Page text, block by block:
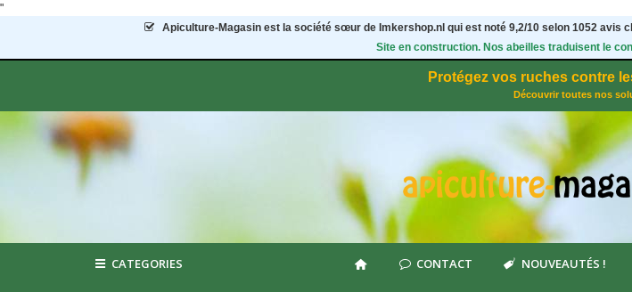
"
Apiculture-Magasin est la société sœur de Imkershop.nl qui est noté 9,2/10 selon 1052avis
Site en construction. Nos abeilles traduisent le
Protégez vos ruches contre
Découvrir toutes nos
CATEGORIES CONTACT NOUVEAUTÉS !